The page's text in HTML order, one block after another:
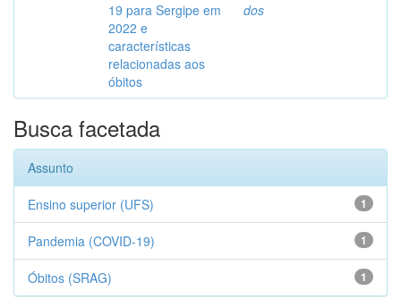
19 para Sergipe em
2022 e
características
relacionadas aos
óbitos
dos
Busca facetada
Assunto
1
Ensino superior (UFS)
1
Pandemia (COVID-19)
1
Óbitos (SRAG)